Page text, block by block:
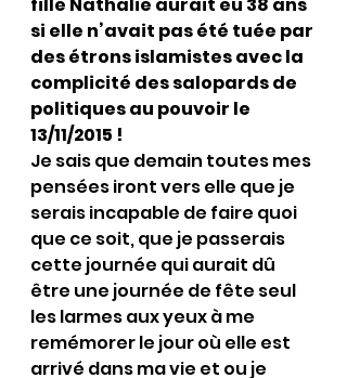
si elle n’avait pas été tuée par
des étrons islamistes avec la
complicité des salopards de
politiques au pouvoir le
13/11/2015 !
Je sais que demain toutes mes
pensées iront vers elle que je
serais incapable de faire quoi
que ce soit, que je passerais
cette journée qui aurait dû
être une journée de fête seul
les larmes aux yeux à me
remémorer le jour où elle est
arrivé dans ma vie et ou je